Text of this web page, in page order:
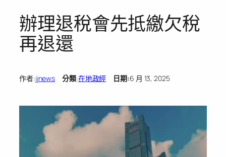
辦理退稅會先抵繳欠稅
再退還
作者:jjnews 分類:在地政經 日期:6 月 13, 2025